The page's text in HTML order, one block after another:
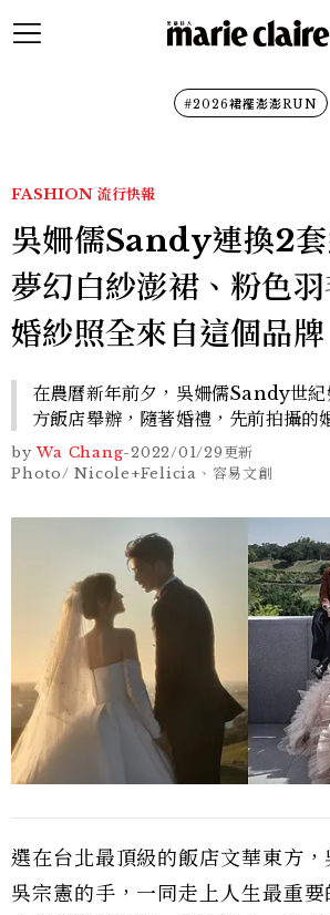
#2026裙襬澎澎RUN
FASHION 流行快報
吳姍儒Sandy連換2套
夢幻白紗澎裙、粉色
婚紗照全來自這個品牌
在農曆新年前夕，吳姍儒Sandy世紀
方飯店舉辦，隨著婚禮，先前拍攝的
by Wa Chang-2022/01/29更新
Photo/ Nicole+Felicia、容易文創
選在台北最頂級的飯店文華東方
吳宗憲的手，一同走上人生最重